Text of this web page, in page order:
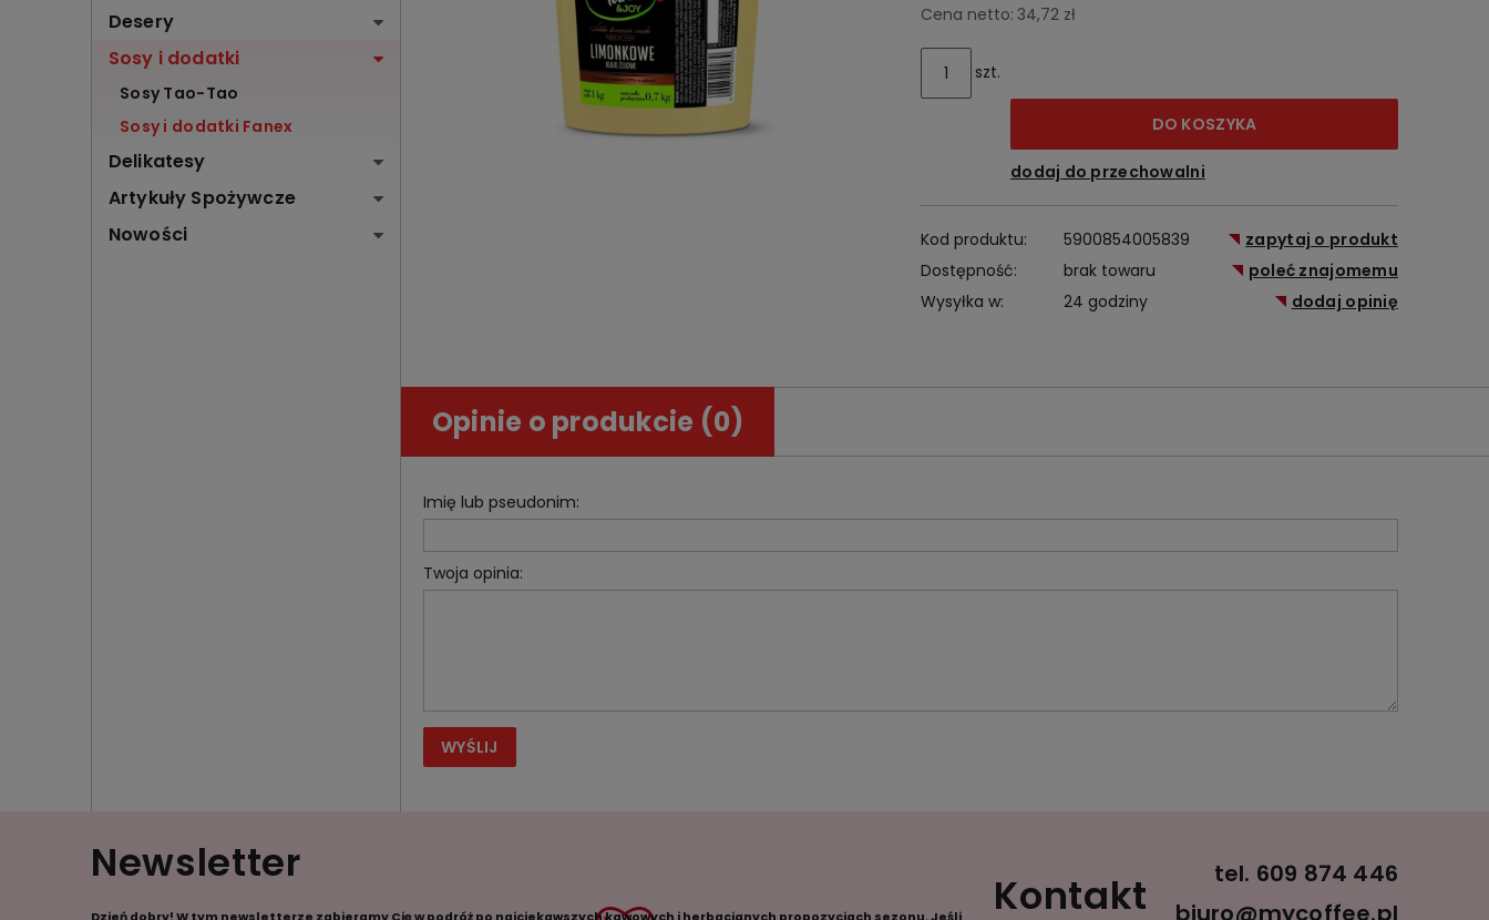
Desery
Sosy i dodatki
Sosy Tao-Tao
Sosy i dodatki Fanex
Delikatesy
Artykuły Spożywcze
Nowości
Cena netto: 34,72 zł
szt.
DO KOSZYKA
dodaj do przechowalni
Kod produktu:
5900854005839
Dostępność:
brak towaru
Wysyłka w:
24 godziny
zapytaj o produkt
poleć znajomemu
dodaj opinię
Opinie o produkcie (0)
Imię lub pseudonim:
Twoja opinia:
WYŚLIJ
Newsletter
Kontakt
tel. 609 874 446
biuro@mycoffee.pl